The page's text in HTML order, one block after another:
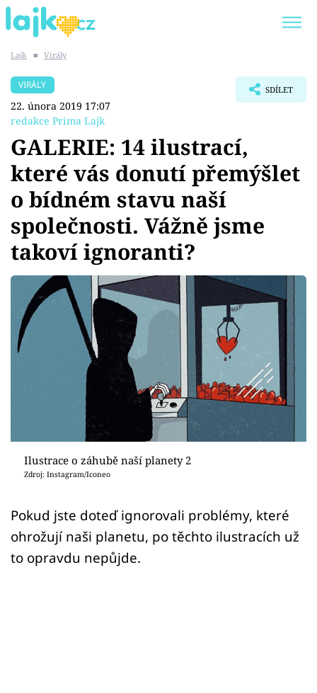
SHOPAHOLICADEL
Témata
Showbyznys
Youtubeři
Virály
Sex a vztahy
Sledujte prima+
Přihlášení
Lajk ■ Virály
VIRÁLY
22. února 2019 17:07
redakce Prima Lajk
SDÍLET
GALERIE: 14 ilustrací,
které vás donutí přemýšlet
o bídném stavu naší
společnosti. Vážně jsme
takoví ignoranti?
Ilustrace o záhubě naší planety 2
Zdroj: Instagram/Iconeo
Pokud jste doteď ignorovali problémy, které
ohrožují naši planetu, po těchto ilustracích už
to opravdu nepůjde.